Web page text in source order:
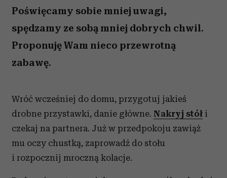
Poświęcamy sobie mniej uwagi,
spędzamy ze sobą mniej dobrych chwil.
Proponuję Wam nieco przewrotną
zabawę.
Wróć wcześniej do domu, przygotuj jakieś
drobne przystawki, danie główne. Nakryj stół i
czekaj na partnera. Już w przedpokoju zawiąż
mu oczy chustką, zaprowadź do stołu
i rozpocznij mroczną kolacje.